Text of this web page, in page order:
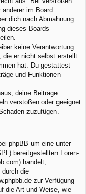
im Board
dich nach Abmahnung
dieses Boards
keine Verantwortung
die er nicht selbst erstellt
hat. Du gestattest
und Funktionen
deine Beiträge
verstoßen oder geeignet
zuzufügen.
phpBB um eine unter
bereitgestellten Foren-
handelt;
durch die
zur Verfügung
die Art und Weise, wie